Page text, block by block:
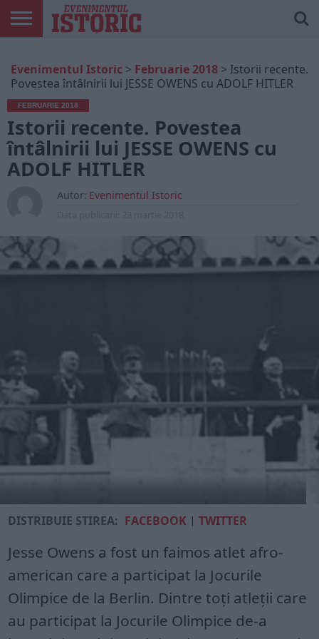
ONLINE
EDIȚII
TIPĂRITE
ISTORIC
PLAY
CONTUL
MEU
Evenimentul Istoric > Februarie 2018 > Istorii recente.
Povestea întâlnirii lui JESSE OWENS cu ADOLF HITLER
FEBRUARIE 2018
Istorii recente. Povestea
întâlnirii lui JESSE OWENS cu
ADOLF HITLER
Autor: Evenimentul Istoric
DISTRIBUIE ȘTIREA: FACEBOOK |TWITTER
Jesse Owens a fost un faimos atlet afro-
american care a participat la Jocurile
Olimpice de la Berlin. Dintre toți atleții care
au participat la Jocurile Olimpice de-a